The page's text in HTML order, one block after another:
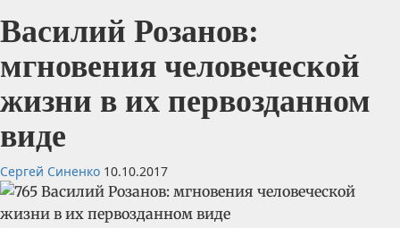
Василий Розанов:
мгновения человеческой
жизни в их первозданном
виде
Сергей Синенко 10.10.2017